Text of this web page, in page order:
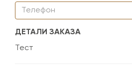
ДЕТАЛИ ЗАКАЗА
Тест